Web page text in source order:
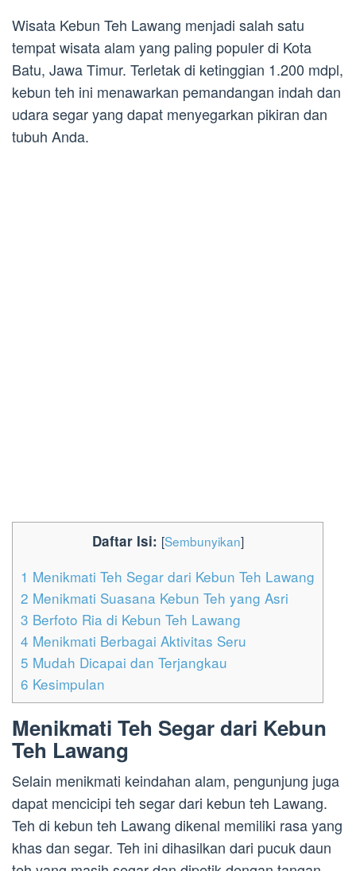
Wisata Kebun Teh Lawang menjadi salah satu
tempat wisata alam yang paling populer di Kota
Batu, Jawa Timur. Terletak di ketinggian 1.200 mdpl,
kebun teh ini menawarkan pemandangan indah dan
udara segar yang dapat menyegarkan pikiran dan
tubuh Anda.
Daftar Isi: [Sembunyikan]
1 Menikmati Teh Segar dari Kebun Teh Lawang
2 Menikmati Suasana Kebun Teh yang Asri
3 Berfoto Ria di Kebun Teh Lawang
4 Menikmati Berbagai Aktivitas Seru
5 Mudah Dicapai dan Terjangkau
6 Kesimpulan
Menikmati Teh Segar dari Kebun
Teh Lawang
Selain menikmati keindahan alam, pengunjung juga
dapat mencicipi teh segar dari kebun teh Lawang.
Teh di kebun teh Lawang dikenal memiliki rasa yang
khas dan segar. Teh ini dihasilkan dari pucuk daun